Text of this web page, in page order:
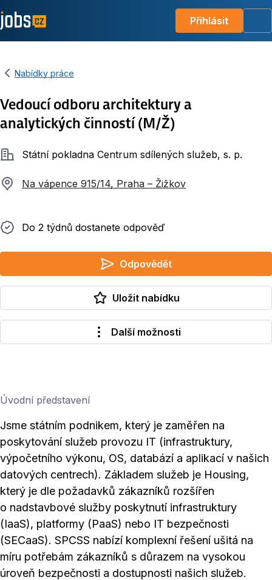
Přihlásit
Nabídky práce
Vedoucí odboru architektury a
analytických činností (M/Ž)
SpolečnostStátní pokladna Centrum sdílených služeb, s. p.
Na vápence 915/14, Praha – Žižkov
Do 2 týdnů dostanete odpověď
Do 2 týdnů dostanete odpověď
Odpovědět
Uložit nabídku
Další možnosti
Úvodní představení
Jsme státním podnikem, který je zaměřen na
poskytování služeb provozu IT (infrastruktury,
výpočetního výkonu, OS, databází a aplikací v našich
datových centrech). Základem služeb je Housing,
který je dle požadavků zákazníků rozšířen
o nadstavbové služby poskytnutí infrastruktury
(IaaS), platformy (PaaS) nebo IT bezpečnosti
(SECaaS). SPCSS nabízí komplexní řešení ušitá na
míru potřebám zákazníků s důrazem na vysokou
úroveň bezpečnosti a dostupnosti našich služeb.